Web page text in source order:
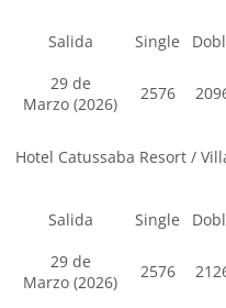
Salida Single
29 de
Marzo (2026)
2576
Hotel Catussaba Resort /
Salida Single
29 de
Marzo (2026)
2576